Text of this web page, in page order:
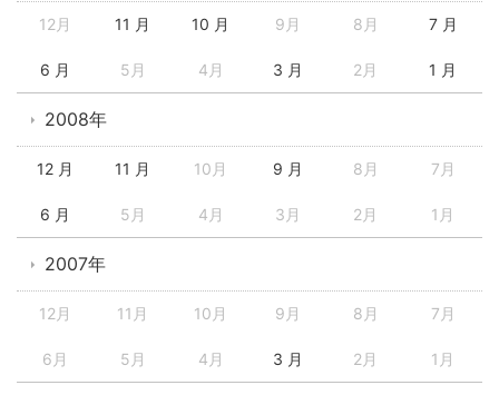
12月 11 月 10 月 9月 8月 7 月
6 月 5月 4月 3 月 2月 1 月
2008年
12 月 11 月 10月 9 月 8月 7月
6 月 5月 4月 3月 2月 1月
2007年
12月 11月 10月 9月 8月 7月
6月 5月 4月 3 月 2月 1月